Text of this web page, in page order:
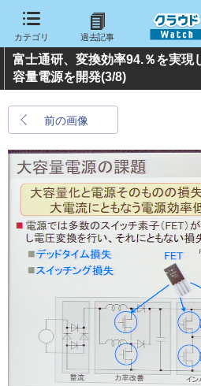
カテゴリ 過去記事
富士通研、変換効率94.％を実現
容量電源を開発(3/8)
前の画像